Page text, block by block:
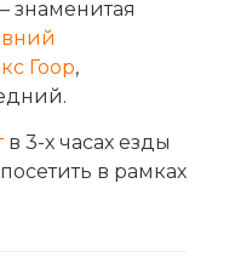
знаменитая
Гоор,
в 3-х часах езды
в рамках